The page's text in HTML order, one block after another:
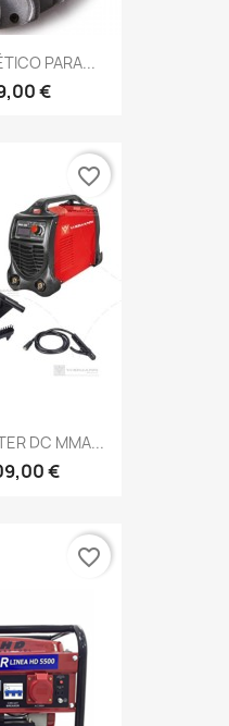
PARA...
€
DC MMA...
€
favorite_border
favorite_border